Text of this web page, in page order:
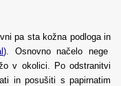
pa sta kožna podloga in
). Osnovno načelo nege
v okolici. Po odstranitvi
in posušiti s papirnatim